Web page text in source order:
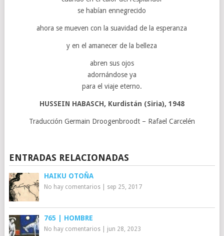
se habían ennegrecido
ahora se mueven con la suavidad de la esperanza
y en el amanecer de la belleza
abren sus ojos
adornándose ya
para el viaje eterno.
HUSSEIN HABASCH, Kurdistán (Siria), 1948
Traducción Germain Droogenbroodt – Rafael Carcelén
ENTRADAS RELACIONADAS
HAIKU OTOÑA
No hay comentarios| sep 25, 2017
765 | HOMBRE
No hay comentarios| jun 28, 2023